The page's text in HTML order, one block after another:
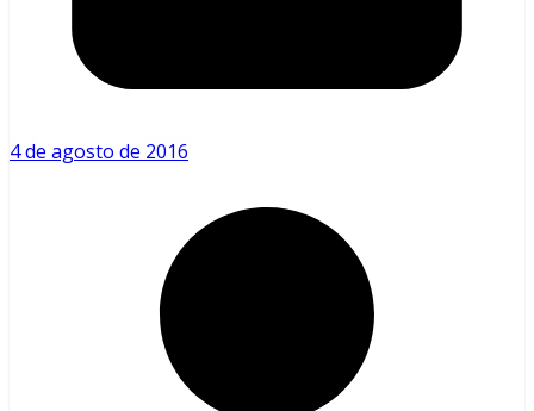
4 de agosto de 2016